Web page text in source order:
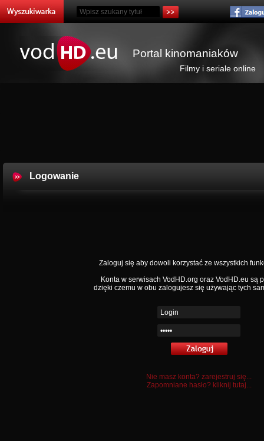
Portal kinomaniaków
Filmy i seriale online
Logowanie
Zaloguj się aby dowoli korzystać ze wszystkich
Konta w serwisach VodHD.org oraz VodHD.eu są
dzięki czemu w obu zalogujesz się używając tych
Nie masz konta? zarejestruj się...
Zapomniane hasło? kliknij tutaj...